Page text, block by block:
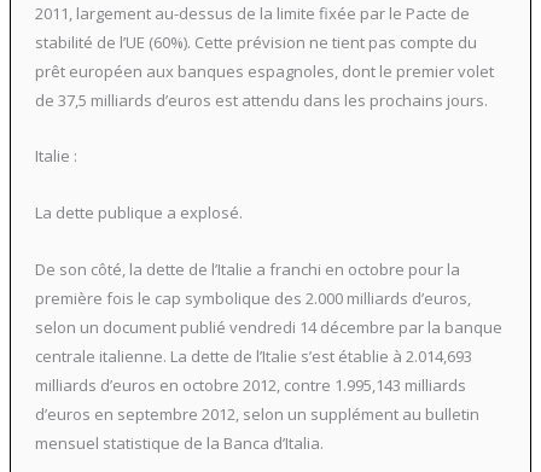
2011, largement au-dessus de la limite fixée par le Pacte de
stabilité de l’UE (60%). Cette prévision ne tient pas compte du
prêt européen aux banques espagnoles, dont le premier volet
de 37,5 milliards d’euros est attendu dans les prochains jours.
Italie :
La dette publique a explosé.
De son côté, la dette de l’Italie a franchi en octobre pour la
première fois le cap symbolique des 2.000 milliards d’euros,
selon un document publié vendredi 14 décembre par la banque
centrale italienne. La dette de l’Italie s’est établie à 2.014,693
milliards d’euros en octobre 2012, contre 1.995,143 milliards
d’euros en septembre 2012, selon un supplément au bulletin
mensuel statistique de la Banca d’Italia.